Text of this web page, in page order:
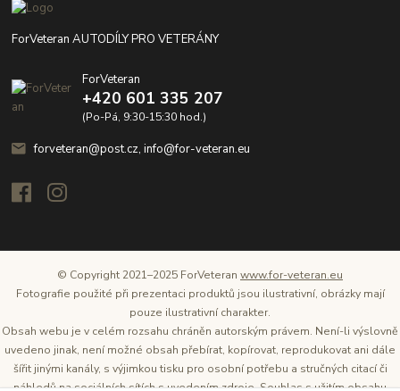
ForVeteran AUTODÍLY PRO VETERÁNY
ForVeteran
+420 601 335 207
(Po-Pá, 9:30-15:30 hod.)
forveteran@post.cz, info@for-veteran.eu
© Copyright 2021–2025 ForVeteran www.for-veteran.eu
Fotografie použité při prezentaci produktů jsou ilustrativní, obrázky mají
pouze ilustrativní charakter.
Obsah webu je v celém rozsahu chráněn autorským právem. Není-li výslovně
uvedeno jinak, není možné obsah přebírat, kopírovat, reprodukovat ani dále
šířit jinými kanály, s výjimkou tisku pro osobní potřebu a stručných citací či
náhledů na sociálních sítích s uvedením zdroje. Souhlas s užitím obsahu